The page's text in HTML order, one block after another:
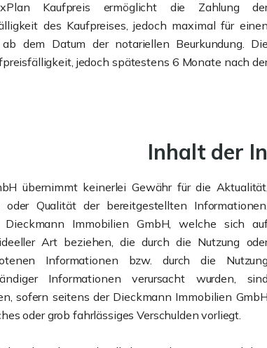
Kaufpreis ermöglicht die Zahlung
des Kaufpreises, jedoch maximal für einen
dem Datum der notariellen Beurkundung. Die
jedoch spätestens 6 Monate nach
Inhalt der
übernimmt keinerlei Gewähr für die Aktualität,
oder Qualität der bereitgestellten Informationen.
Dieckmann Immobilien GmbH, welche sich
Art beziehen, die durch die Nutzung
Informationen bzw. durch die Nutzung
Informationen verursacht wurden, sind
sofern seitens der Dieckmann Immobilien GmbH
oder grob fahrlässiges Verschulden vorliegt.